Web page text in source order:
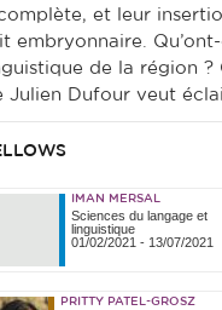
et leur
embryonnaire.
de la région
Julien Dufour veut
IMAN MERSAL
Sciences du langage et
linguistique
01/02/2021 - 13/07/2021
PRITTY PATEL-GROSZ